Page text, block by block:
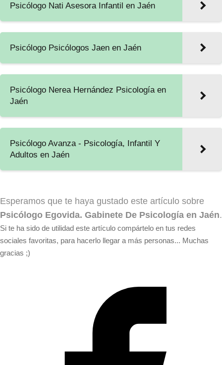
Psicólogo Nati Asesora Infantil en Jaén
Psicólogo Psicólogos Jaen en Jaén
Psicólogo Nerea Hernández Psicología en
Jaén
Psicólogo Avanza - Psicología, Infantil Y
Adultos en Jaén
Esperamos que te haya gustado este artículo sobre
Psicólogo Egovida. Gabinete De Psicología en Jaén.
Si te ha sido de utilidad este artículo compártelo en tus redes
sociales favoritas, para hacerlo llegar a más personas... Muchas
gracias ;)